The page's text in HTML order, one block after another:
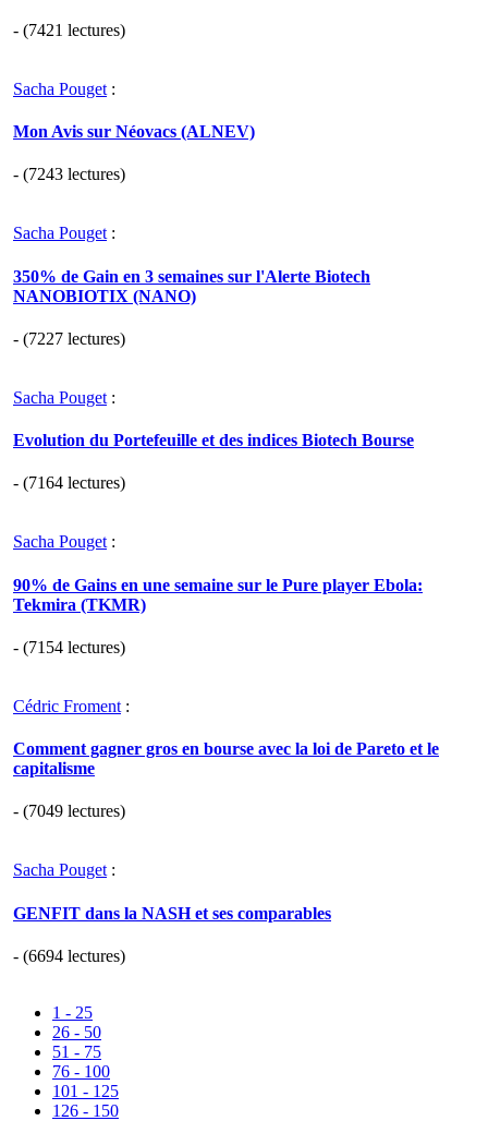
- (7421 lectures)
Sacha Pouget :
Mon Avis sur Néovacs (ALNEV)
- (7243 lectures)
Sacha Pouget :
350% de Gain en 3 semaines sur l'Alerte Biotech
NANOBIOTIX (NANO)
- (7227 lectures)
Sacha Pouget :
Evolution du Portefeuille et des indices Biotech Bourse
- (7164 lectures)
Sacha Pouget:
90% de Gains en une semaine sur le Pure player Ebola:
Tekmira (TKMR)
- (7154 lectures)
Cédric Froment :
Comment gagner gros en bourse avec la loi de Pareto et le
capitalisme
- (7049 lectures)
Sacha Pouget:
GENFIT dans la NASH et ses comparables
- (6694 lectures)
1 - 25
26 - 50
51 - 75
76 - 100
101 - 125
126 - 150